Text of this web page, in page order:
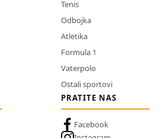
Tenis
Odbojka
Atletika
Formula 1
Vaterpolo
Ostali sportovi
PRATITE NAS
Facebook